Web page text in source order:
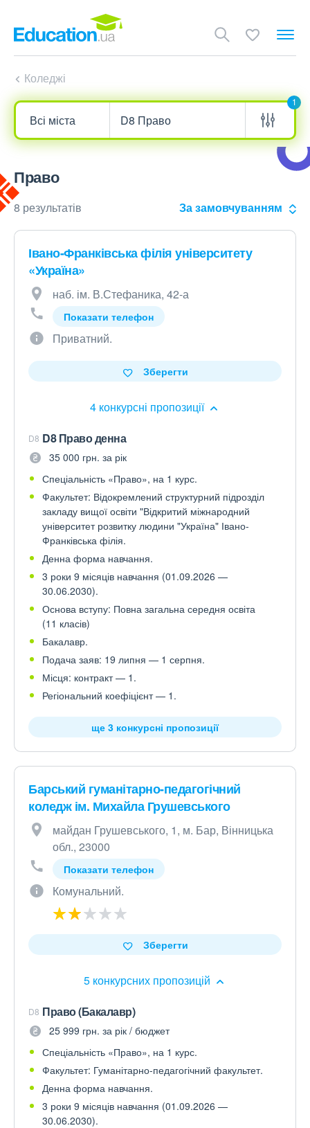
Коледжі
1
Право
8 результатів За замовчуванням
Івано-Франківська філія університету
«Україна»
наб. ім. В.Стефаника, 42-а
Показати телефон
Приватний.
4 конкурсні пропозиції
Зберегти
D8 D8 Право денна
35 000 грн. за рік
Спеціальність «Право», на 1 курс.
Факультет: Відокремлений структурний підрозділ
закладу вищої освіти "Відкритий міжнародний
університет розвитку людини "Україна" Івано-
Франківська філія.
Денна форма навчання.
3 роки 9 місяців навчання (01.09.2026 —
30.06.2030).
Основа вступу: Повна загальна середня освіта
(11 класів)
Бакалавр.
Подача заяв: 19 липня — 1 серпня.
Місця: контракт — 1.
Регіональний коефіцієнт — 1.
ще 3 конкурсні пропозиції
Барський гуманітарно-педагогічний
коледж ім. Михайла Грушевського
майдан Грушевського, 1, м. Бар, Вінницька
обл., 23000
Показати телефон
Комунальний.
5 конкурсних пропозицій
Зберегти
D8 Право (Бакалавр)
25 999 грн. за рік / бюджет
Спеціальність «Право», на 1 курс.
Факультет: Гуманітарно-педагогічний факультет.
Денна форма навчання.
3 роки 9 місяців навчання (01.09.2026 —
30.06.2030).